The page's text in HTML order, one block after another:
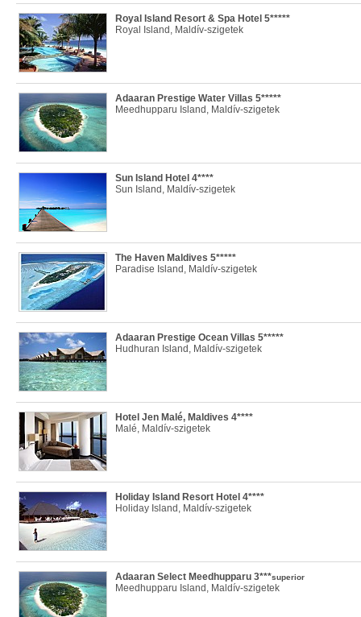
Royal Island Resort & Spa Hotel 5*****
Royal Island, Maldív-szigetek
Adaaran Prestige Water Villas 5*****
Meedhupparu Island, Maldív-szigetek
Sun Island Hotel 4****
Sun Island, Maldív-szigetek
The Haven Maldives 5*****
Paradise Island, Maldív-szigetek
Adaaran Prestige Ocean Villas 5*****
Hudhuran Island, Maldív-szigetek
Hotel Jen Malé, Maldives 4****
Malé, Maldív-szigetek
Holiday Island Resort Hotel 4****
Holiday Island, Maldív-szigetek
Adaaran Select Meedhupparu 3***superior
Meedhupparu Island, Maldív-szigetek